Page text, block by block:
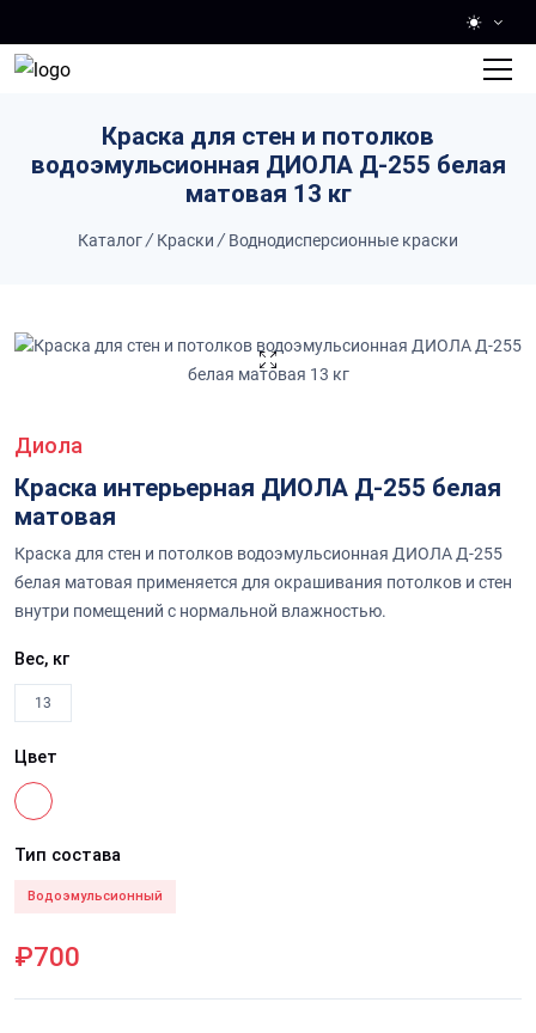
Краска для стен и потолков
водоэмульсионная ДИОЛА Д-255 белая
матовая 13 кг
Каталог/ Краски / Воднодисперсионные краски
Диола
Краска интерьерная ДИОЛА Д-255 белая
матовая
Краска для стен и потолков водоэмульсионная ДИОЛА Д-255
белая матовая применяется для окрашивания потолков и стен
внутри помещений с нормальной влажностью.
Вес, кг
13
Цвет
Тип состава
Водоэмульсионный
₽700